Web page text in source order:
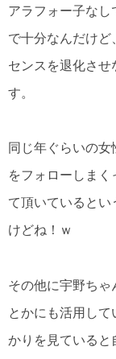
アラフォー子な
で十分なんだけど
センスを退化させ
す。
同じ年ぐらいの
をフォローしま
て頂いているとい
けどね！ｗ
その他に宇野ち
とかにも活用し
かりを見ていると